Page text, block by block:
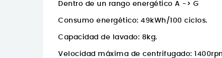
Dentro de un rango energético A -> G
Consumo energético: 49kWh/100 ciclos.
Capacidad de lavado: 8kg.
Velocidad máxima de centrifugado: